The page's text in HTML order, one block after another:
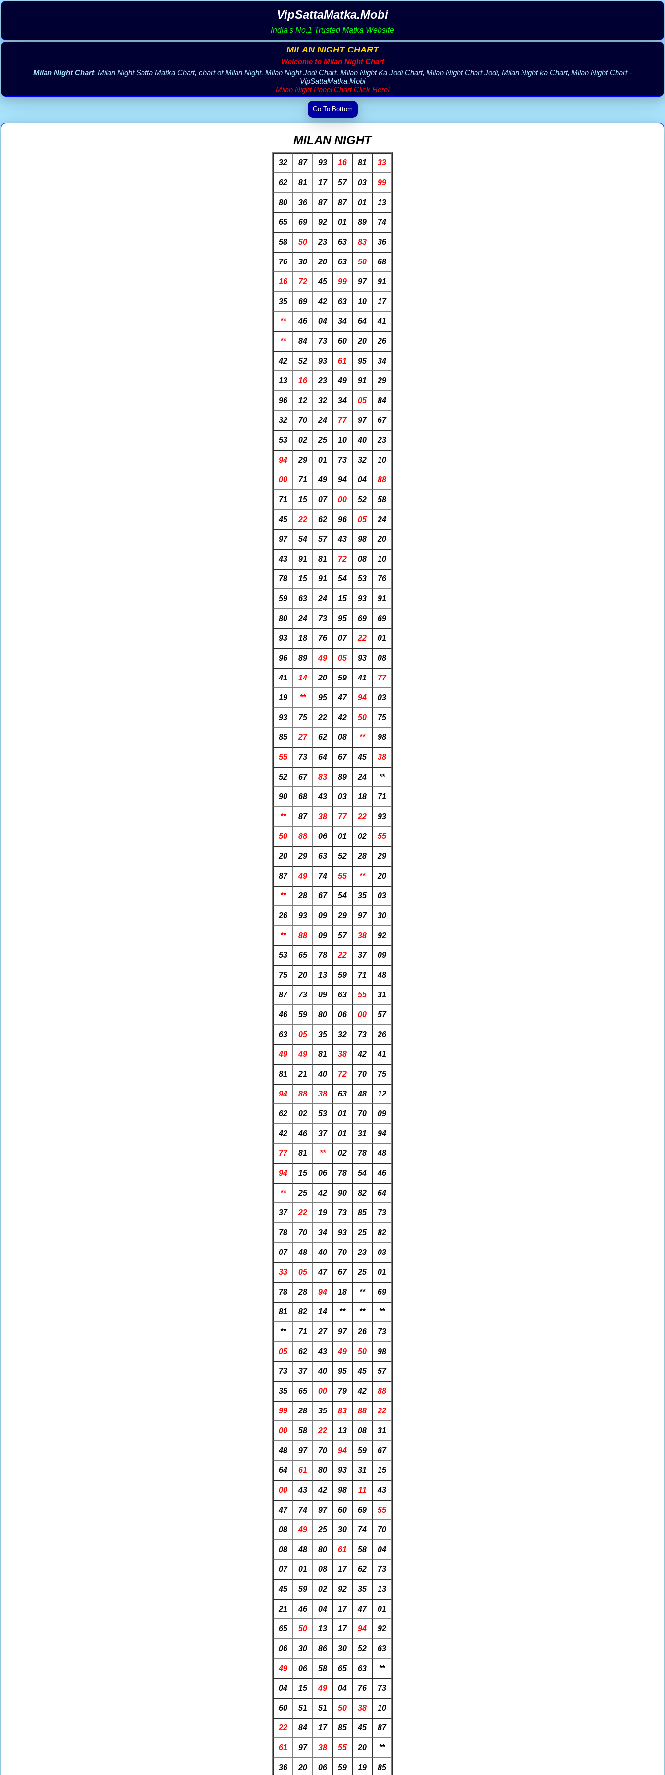
VipSattaMatka.Mobi
India's No.1 Trusted Matka Website
MILAN NIGHT CHART
Welcome to Milan Night Chart
Milan Night Chart, Milan Night Satta Matka Chart, chart of Milan Night, Milan Night Jodi Chart, Milan Night Ka Jodi Chart, Milan Night Chart Jodi, Milan Night ka Chart, Milan Night Chart -
VipSattaMatka.Mobi
Milan Night Panel Chart Click Here!
MILAN NIGHT
32 87 93 16 81 33
62 81 17 57 03 99
80 36 87 87 01 13
65 69 92 01 89 74
58 50 23 63 83 36
76 30 20 63 50 68
16 72 45 99 97 91
35 69 42 63 10 17
** 46 04 34 64 41
** 84 73 60 20 26
42 52 93 61 95 34
13 16 23 49 91 29
96 12 32 34 05 84
32 70 24 77 97 67
53 02 25 10 40 23
94 29 01 73 32 10
00 71 49 94 04 88
71 15 07 00 52 58
45 22 62 96 05 24
97 54 57 43 98 20
43 91 81 72 08 10
78 15 91 54 53 76
59 63 24 15 93 91
80 24 73 95 69 69
93 18 76 07 22 01
96 89 49 05 93 08
41 14 20 59 41 77
19 ** 95 47 94 03
93 75 22 42 50 75
85 27 62 08 ** 98
55 73 64 67 45 38
52 67 83 89 24 **
90 68 43 03 18 71
** 87 38 77 22 93
50 88 06 01 02 55
20 29 63 52 28 29
87 49 74 55 ** 20
** 28 67 54 35 03
26 93 09 29 97 30
** 88 09 57 38 92
53 65 78 22 37 09
75 20 13 59 71 48
87 73 09 63 55 31
46 59 80 06 00 57
63 05 35 32 73 26
49 49 81 38 42 41
81 21 40 72 70 75
94 88 38 63 48 12
62 02 53 01 70 09
42 46 37 01 31 94
77 81 ** 02 78 48
94 15 06 78 54 46
** 25 42 90 82 64
37 22 19 73 85 73
78 70 34 93 25 82
07 48 40 70 23 03
33 05 47 67 25 01
78 28 94 18 ** 69
81 82 14 ** ** **
** 71 27 97 26 73
05 62 43 49 50 98
73 37 40 95 45 57
35 65 00 79 42 88
99 28 35 83 88 22
00 58 22 13 08 31
48 97 70 94 59 67
64 61 80 93 31 15
00 43 42 98 11 43
47 74 97 60 69 55
08 49 25 30 74 70
08 48 80 61 58 04
07 01 08 17 62 73
45 59 02 92 35 13
21 46 04 17 47 01
65 50 13 17 94 92
06 30 86 30 52 63
49 06 58 65 63 **
04 15 49 04 76 73
60 51 51 50 38 10
22 84 17 85 45 87
61 97 38 55 20 **
36 20 06 59 19 85